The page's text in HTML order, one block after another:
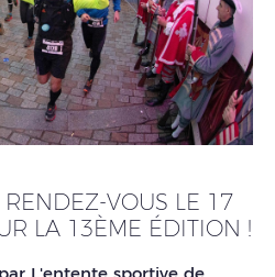
VOUS LE 17
LA 13ÈME ÉDITION !